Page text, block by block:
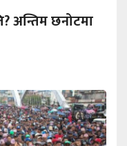
अन्तिम छनोटमा